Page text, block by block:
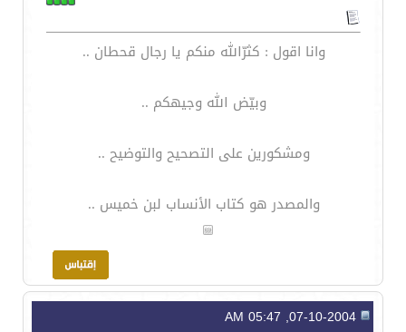
وانا اقول : كثرّالله منكم يا رجال قحطان ..
وبيّض الله وجيهكم ..
ومشكورين على التصحيح والتوضيح ..
والمصدر هو كتاب الأنساب لبن خميس ..